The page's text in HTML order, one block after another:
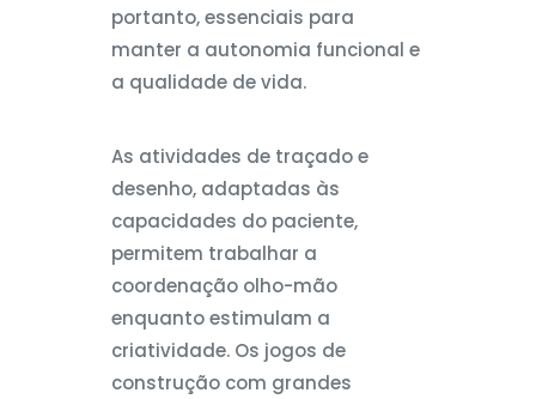
portanto, essenciais para
manter a autonomia funcional e
a qualidade de vida.
As atividades de traçado e
desenho, adaptadas às
capacidades do paciente,
permitem trabalhar a
coordenação olho-mão
enquanto estimulam a
criatividade. Os jogos de
construção com grandes